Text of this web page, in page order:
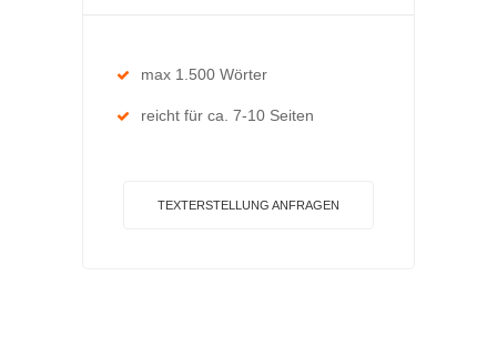
max 1.500 Wörter
reicht für ca. 7-10 Seiten
TEXTERSTELLUNG ANFRAGEN